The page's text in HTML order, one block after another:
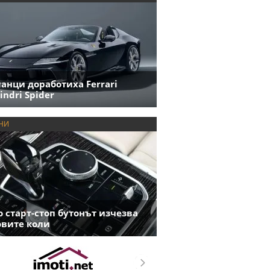
доработиха Ferrari
Spider
стоп бутонът изчезва
коли